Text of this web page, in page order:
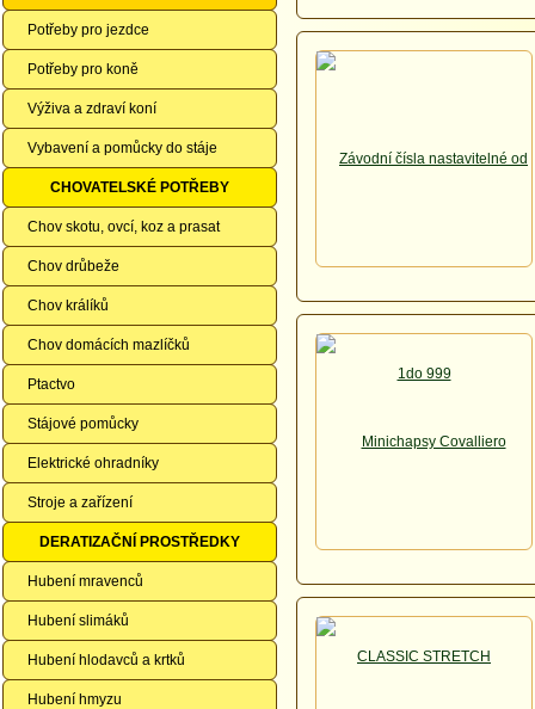
Potřeby pro jezdce
Potřeby pro koně
Výživa a zdraví koní
Vybavení a pomůcky do stáje
CHOVATELSKÉ POTŘEBY
Chov skotu, ovcí, koz a prasat
Chov drůbeže
Chov králíků
Chov domácích mazlíčků
Ptactvo
Stájové pomůcky
Elektrické ohradníky
Stroje a zařízení
DERATIZAČNÍ PROSTŘEDKY
Hubení mravenců
Hubení slimáků
Hubení hlodavců a krtků
Hubení hmyzu